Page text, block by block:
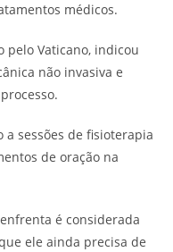
médicos.
pelo Vaticano, indicou
não invasiva e
a sessões de fisioterapia
de oração na
é considerada
ele ainda precisa de